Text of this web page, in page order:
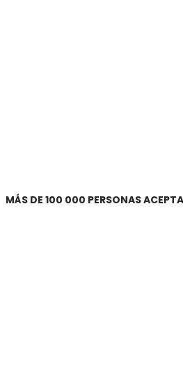
MÁS DE 100 000 PERSONAS